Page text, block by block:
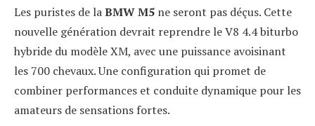
Les puristes de laBMW M5 ne seront pas déçus. Cette
nouvelle génération devrait reprendre le V8 4.4 biturbo
hybride du modèle XM, avec une puissance avoisinant
les 700 chevaux. Une configuration qui promet de
combiner performances et conduite dynamique pour les
amateurs de sensations fortes.